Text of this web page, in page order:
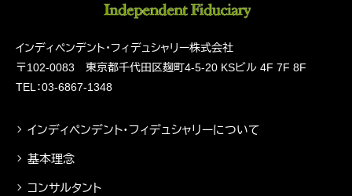
インディペンデント・フィデュシャリー株式会社
〒102-0083 東京都千代田区麹町4-5-20 KSビル 4F 7F 8F
TEL：03-6867-1348
インディペンデント・フィデュシャリーについて
基本理念
コンサルタント